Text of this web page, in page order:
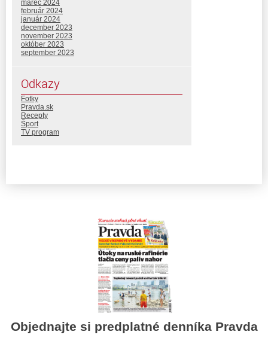
marec 2024
február 2024
január 2024
december 2023
november 2023
október 2023
september 2023
Odkazy
Fotky
Pravda.sk
Recepty
Šport
TV program
Objednajte si predplatné denníka Pravda